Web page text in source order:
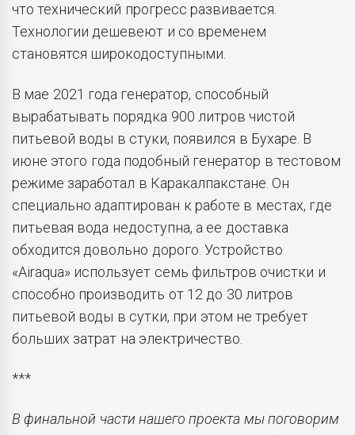
что технический прогресс развивается.
Технологии дешевеют и со временем
становятся широкодоступными.
В мае 2021 года генератор, способный
вырабатывать порядка 900 литров чистой
питьевой воды в стуки, появился в Бухаре. В
июне этого года подобный генератор в тестовом
режиме заработал в Каракалпакстане. Он
специально адаптирован к работе в местах, где
питьевая вода недоступна, а ее доставка
обходится довольно дорого. Устройство
«Airaqua» использует семь фильтров очистки и
способно производить от 12 до 30 литров
питьевой воды в сутки, при этом не требует
больших затрат на электричество.
***
В финальной части нашего проекта мы поговорим